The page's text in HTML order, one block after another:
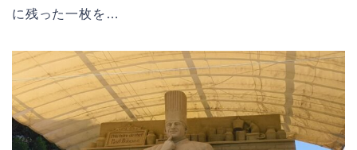
に残った一枚を…